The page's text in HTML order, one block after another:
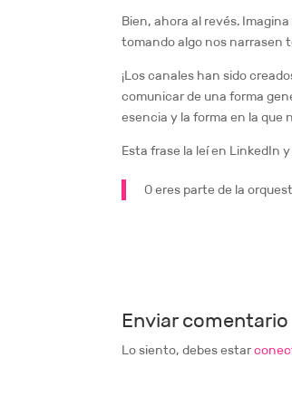
Bien, ahora al revés.
tomando algo nos narrasen
¡Los canales han sido
comunicar de una forma
esencia y la forma en la que
Esta frase la leí en LinkedIn
O eres parte de la
Enviar comentario
Lo siento, debes estar